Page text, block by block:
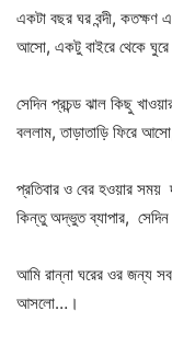
একটা বছর ঘর বন্দী, কতক্ষণ
আসো, একটু বাইরে থেকে
সেদিন প্রচন্ড ঝাল কিছু
বললাম, তাড়াতাড়ি ফিরে
প্রতিবার ও বের হওয়ার সময়
কিন্তু অদ্ভুত ব্যাপার,
আমি রান্না ঘরের ওর জন্য
আসলো…।